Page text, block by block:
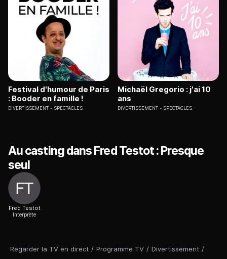
Regarder la TV en direct / Programme TV / Divertissement /
Festival d'humour de Paris
: Booder en famille !
DIVERTISSEMENT SPECTACLES
Michaël Gregorio : j'ai 10
ans
DIVERTISSEMENT SPECTACLES
Au casting dans Fred Testot : Presque
seul
Fred Testot
Interprète